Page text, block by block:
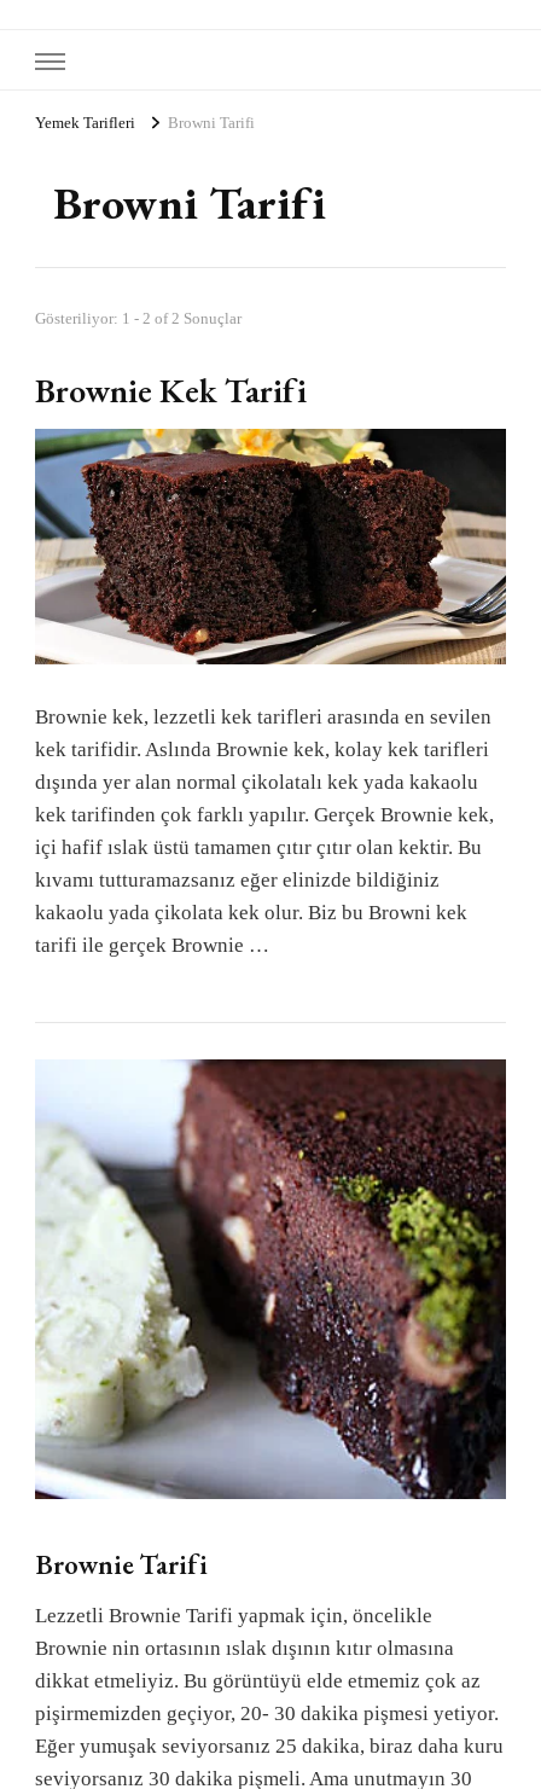
Yemek Tarifleri Browni Tarifi
Browni Tarifi
Gösteriliyor: 1 - 2 of 2 Sonuçlar
Brownie Kek Tarifi
Brownie kek, lezzetli kek tarifleri arasında en sevilen
kek tarifidir. Aslında Brownie kek, kolay kek tarifleri
dışında yer alan normal çikolatalı kek yada kakaolu
kek tarifinden çok farklı yapılır. Gerçek Brownie kek,
içi hafif ıslak üstü tamamen çıtır çıtır olan kektir. Bu
kıvamı tutturamazsanız eğer elinizde bildiğiniz
kakaolu yada çikolata kek olur. Biz bu Browni kek
tarifi ile gerçek Brownie …
Brownie Tarifi
Lezzetli Brownie Tarifi yapmak için, öncelikle
Brownie nin ortasının ıslak dışının kıtır olmasına
dikkat etmeliyiz. Bu görüntüyü elde etmemiz çok az
pişirmemizden geçiyor, 20- 30 dakika pişmesi yetiyor.
Eğer yumuşak seviyorsanız 25 dakika, biraz daha kuru
seviyorsanız 30 dakika pişmeli. Ama unutmayın 30